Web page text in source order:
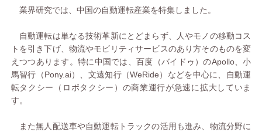
業界研究では、中国の自動運転産業を特集しました。
自動運転は単なる技術革新にとどまらず、人やモノの移動コス
トを引き下げ、物流やモビリティサービスのあり方そのものを変
えつつあります。特に中国では、百度（バイドゥ）のApollo、小
馬智行（Pony.ai）、文遠知行（WeRide）などを中心に、自動運
転タクシー（ロボタクシー）の商業運行が急速に拡大していま
す。
また無人配送車や自動運転トラックの活用も進み、物流分野に